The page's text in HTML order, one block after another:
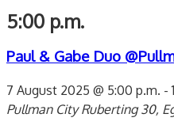
5:00 p.m.
Paul & Gabe Duo
7 August 2025 @ 5:00 p.m. -
Pullman CityRuberting 30,